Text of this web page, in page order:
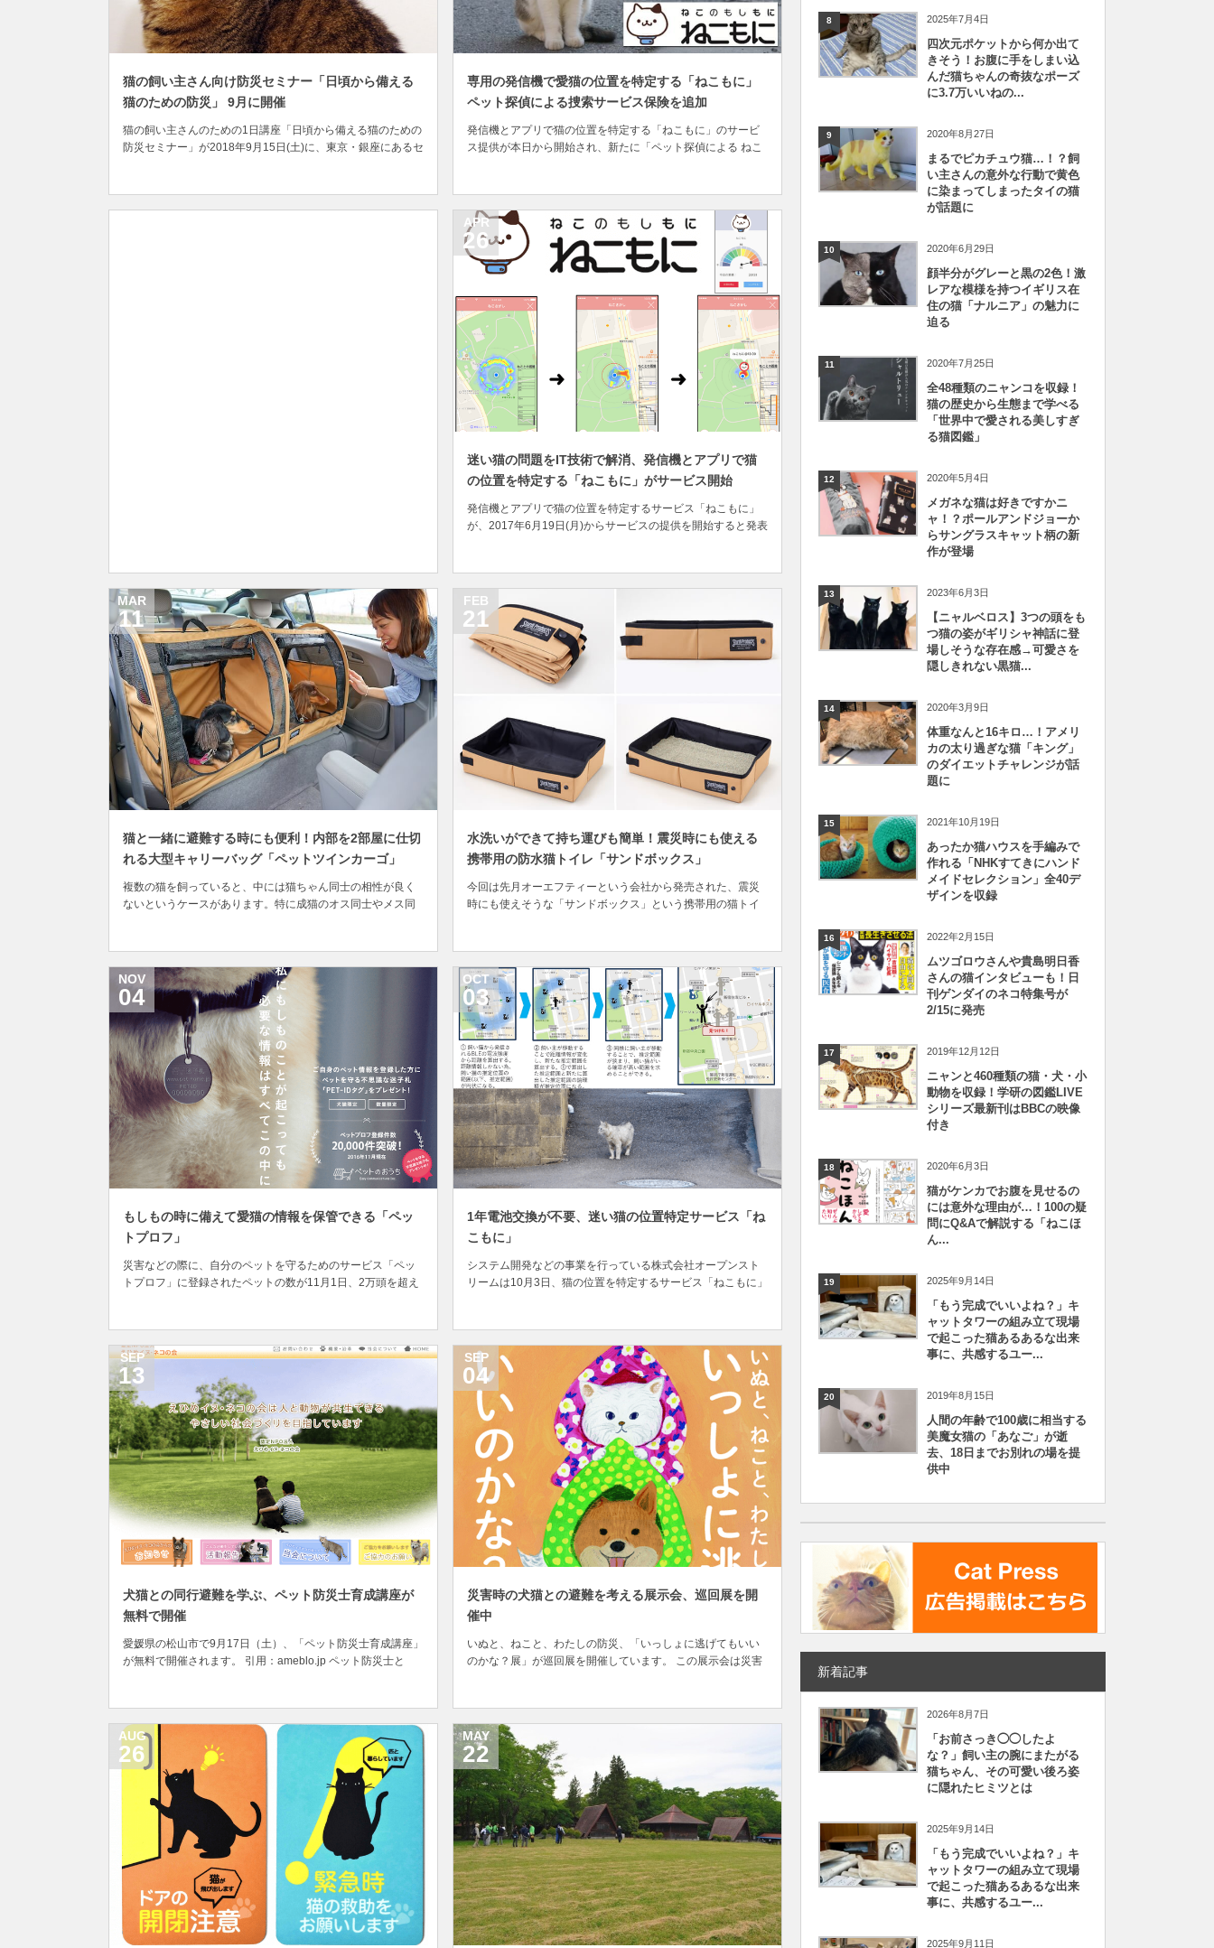
猫の飼い主さん向け防災セミナー「日頃から備える
猫のための防災」 9月に開催
猫の飼い主さんのための1日講座「日頃から備える猫のための
防災セミナー」が2018年9月15日(土)に、東京・銀座にあるセ
な震災が起こるたびに、ペットを飼っている人に向けて防災
専用の発信機で愛猫の位置を特定する「ねこもに」
ペット探偵による捜索サービス保険を追加
発信機とアプリで猫の位置を特定する「ねこもに」のサービ
ス提供が本日から開始され、新たに「ペット探偵による ねこ
が増えたこともあり、室内飼育をする人が増えています。 し
かしながら「ねこもに」を提供するオープンスト...
迷い猫の問題をIT技術で解消、発信機とアプリで猫
の位置を特定する「ねこもに」がサービス開始
発信機とアプリで猫の位置を特定するサービス「ねこもに」
が、2017年6月19日(月)からサービスの提供を開始すると発表
2017年春の提供開始に向けてサービス開発中であることが公
表されていましたが、少し遅れること...
APR
26
猫と一緒に避難する時にも便利！内部を2部屋に仕切
れる大型キャリーバッグ「ペットツインカーゴ」
複数の猫を飼っていると、中には猫ちゃん同士の相性が良く
ないというケースがあります。特に成猫のオス同士やメス同
健康診断や定期ワクチンを受けに動物病院を訪れたり、一時
的に誰かに預けたりする時など、仲が悪くても一緒にお...
MAR
11
水洗いができて持ち運びも簡単！震災時にも使える
携帯用の防水猫トイレ「サンドボックス」
今回は先月オーエフティーという会社から発売された、震災
時にも使えそうな「サンドボックス」という携帯用の猫トイ
されているほか、軽量で折り畳んで簡単に持ち運ぶことがで
きます。外出先や地震などの災害時にも
FEB
21
もしもの時に備えて愛猫の情報を保管できる「ペッ
トプロフ」
災害などの際に、自分のペットを守るためのサービス「ペッ
トプロフ」に登録されたペットの数が11月1日、2万頭を超え
「ペットのおうち」。 「ペットのおうち」は、事情によりペ
ットを飼えなくなってしまった飼い主やペット...
NOV
04
1年電池交換が不要、迷い猫の位置特定サービス「ね
こもに」
システム開発などの事業を行っている株式会社オープンスト
リームは10月3日、猫の位置を特定するサービス「ねこもに」
もに」は、地域の迷い猫をなくすことを目的に開発中の、ス
マートフォン向けサービスおよ...
OCT
03
犬猫との同行避難を学ぶ、ペット防災士育成講座が
無料で開催
愛媛県の松山市で9月17日（土）、「ペット防災士育成講座」
が無料で開催されます。 引用：ameblo.jp ペット防災士と
って認定された人たちのこと。 「えひめイヌ・ネコの会」は
四国で唯一の認定NPO法人で、猫...
SEP
13
災害時の犬猫との避難を考える展示会、巡回展を開
催中
いぬと、ねこと、わたしの防災、「いっしょに逃げてもいい
のかな？展」が巡回展を開催しています。 この展示会は災害
をリアルに想定することで、いざ災害に遭った場合にどのよ
うな行動を取ればよいのか、普段からどのような備え...
SEP
04
AUG
26
MAY
22
8 2025年7月4日
四次元ポケットから何か出て
きそう！お腹に手をしまい込
んだ猫ちゃんの奇抜なポーズ
に3.7万いいねの...
9 2020年8月27日
まるでピカチュウ猫…！？飼
い主さんの意外な行動で黄色
に染まってしまったタイの猫
が話題に
10 2020年6月29日
顔半分がグレーと黒の2色！激
レアな模様を持つイギリス在
住の猫「ナルニア」の魅力に
迫る
11 2020年7月25日
全48種類のニャンコを収録！
猫の歴史から生態まで学べる
「世界中で愛される美しすぎ
る猫図鑑」
12 2020年5月4日
メガネな猫は好きですかニ
ャ！？ポールアンドジョーか
らサングラスキャット柄の新
作が登場
13 2023年6月3日
【ニャルベロス】3つの頭をも
つ猫の姿がギリシャ神話に登
場しそうな存在感→可愛さを
隠しきれない黒猫...
14 2020年3月9日
体重なんと16キロ…！アメリ
カの太り過ぎな猫「キング」
のダイエットチャレンジが話
題に
15 2021年10月19日
あったか猫ハウスを手編みで
作れる「NHKすてきにハンド
メイドセレクション」全40デ
ザインを収録
16 2022年2月15日
ムツゴロウさんや貴島明日香
さんの猫インタビューも！日
刊ゲンダイのネコ特集号が
2/15に発売
17 2019年12月12日
ニャンと460種類の猫・犬・小
動物を収録！学研の図鑑LIVE
シリーズ最新刊はBBCの映像
付き
18 2020年6月3日
猫がケンカでお腹を見せるの
には意外な理由が…！100の疑
問にQ&Aで解説する「ねこほ
ん...
19 2025年9月14日
「もう完成でいいよね？」キ
ャットタワーの組み立て現場
で起こった猫あるあるな出来
事に、共感するユー...
20 2019年8月15日
人間の年齢で100歳に相当する
美魔女猫の「あなご」が逝
去、18日までお別れの場を提
供中
新着記事
2026年8月7日
「お前さっき◯◯したよ
な？」飼い主の腕にまたがる
猫ちゃん、その可愛い後ろ姿
に隠れたヒミツとは
2025年9月14日
「もう完成でいいよね？」キ
ャットタワーの組み立て現場
で起こった猫あるあるな出来
事に、共感するユー...
2025年9月11日